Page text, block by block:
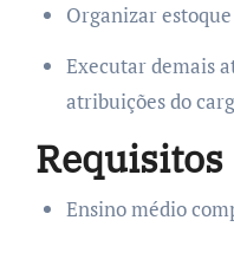
Organizar
Executar demais atividades conforme
atribuições do
Requisitos
Ensino médio